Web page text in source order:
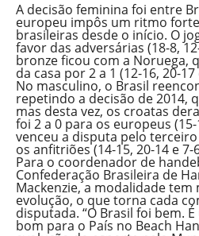
A decisão feminina foi entre
europeu impôs um ritmo
brasileiras desde o início. O
favor das adversárias (18-8,
bronze ficou com a Noruega,
da casa por 2 a 1 (12-16, 20-17
No masculino, o Brasil
repetindo a decisão de 2014,
mas desta vez, os croatas
foi 2 a 0 para os europeus
venceu a disputa pelo
os anfitriões (14-15, 20-14 e 7-
Para o coordenador de
Confederação Brasileira de
Mackenzie, a modalidade
evolução, o que torna cada
disputada. “O Brasil foi bem.
bom para o País no Beach